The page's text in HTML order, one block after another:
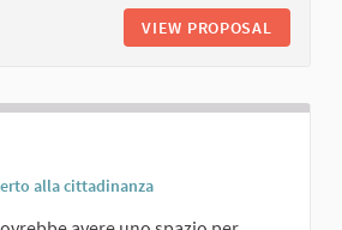
VIEW PROPOSAL
alla cittadinanza